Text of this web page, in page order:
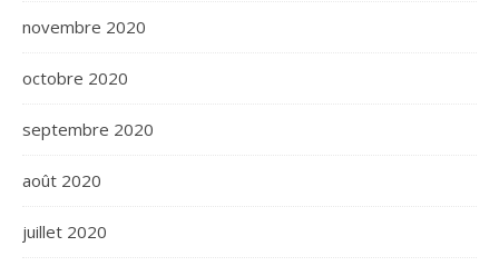
novembre 2020
octobre 2020
septembre 2020
août 2020
juillet 2020